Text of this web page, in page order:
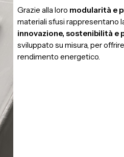
Grazie alla loro modularità e
materiali sfusi rappresentano
innovazione, sostenibilità e
sviluppato su misura, per
rendimento energetico.